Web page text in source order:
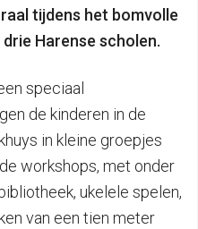
tijdens het bomvolle
Harense scholen.
speciaal
de kinderen in de
in kleine groepjes
workshops, met onder
ukelele spelen,
van een tien meter